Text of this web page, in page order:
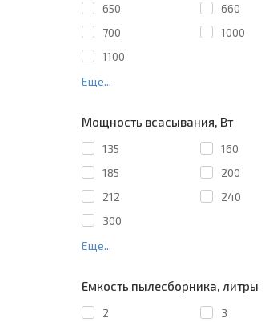
650
660
700
1000
1100
Еще...
Мощность всасывания, Вт
135
160
185
200
212
240
300
Еще...
Емкость пылесборника, литры
2
3